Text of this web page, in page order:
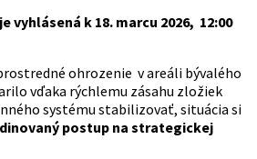
vyhlásená k 18. marcu 2026, 12:00
ohrozenie v areáli bývalého
vďaka rýchlemu zásahu zložiek
systému stabilizovať, situácia si
postup na strategickej